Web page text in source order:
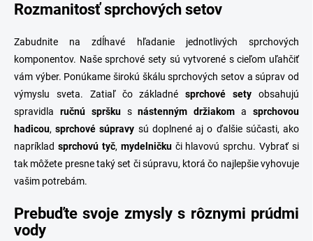
Rozmanitosť sprchových setov
Zabudnite na zdĺhavé hľadanie jednotlivých sprchových
komponentov. Naše sprchové sety sú vytvorené s cieľom uľahčiť
vám výber. Ponúkame širokú škálu sprchových setov a súprav od
výmyslu sveta. Zatiaľ čo základnésprchové sety obsahujú
spravidla ručnú sprškusnástenným držiakom asprchovou
hadicou,sprchové súpravy sú doplnené aj o ďalšie súčasti, ako
napríklad sprchovú tyč, mydelničkuči hlavovú sprchu. Vybrať si
tak môžete presne taký set či súpravu, ktorá čo najlepšie vyhovuje
vašim potrebám.
Prebuďte svoje zmysly s rôznymi prúdmi
vody